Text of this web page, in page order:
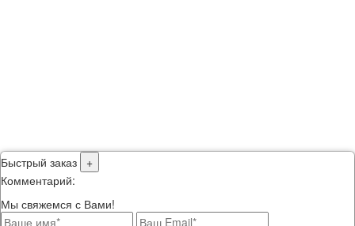
Быстрый заказ
+
Комментарий:
Мы свяжемся с Вами!